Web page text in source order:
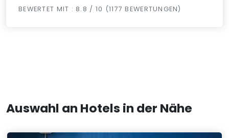
BEWERTET MIT : 8.8 / 10 (1177 BEWERTUNGEN)
Auswahl an Hotels in der Nähe